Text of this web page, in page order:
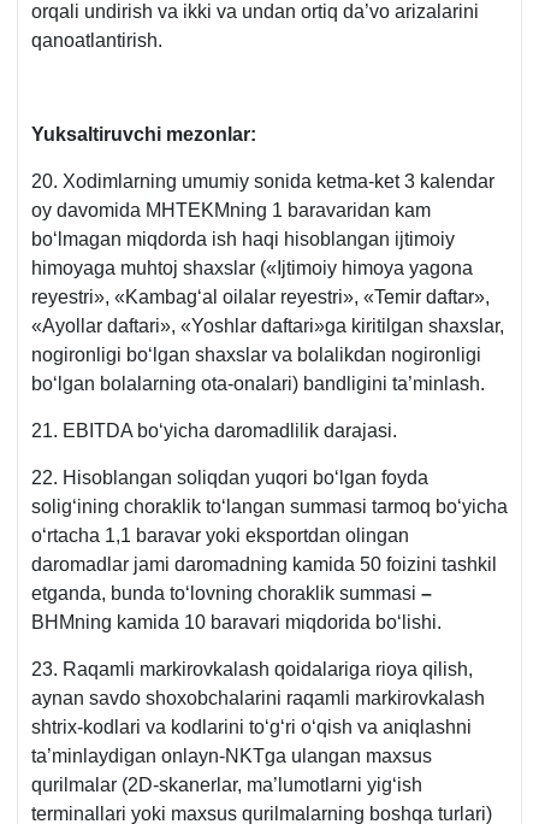
orqali undirish va ikki va undan ortiq da’vo arizalarini
qanoatlantirish.
Yuksaltiruvchi mezonlar:
20. Xodimlarning umumiy sonida ketma-ket 3 kalendar
oy davomida MHTEKMning 1 baravaridan kam
boʻlmagan miqdorda ish haqi hisoblangan ijtimoiy
himoyaga muhtoj shaхslar («Ijtimoiy himoya yagona
reyestri», «Kambagʻal oilalar reyestri», «Temir daftar»,
«Ayollar daftari», «Yoshlar daftari»ga kiritilgan shaхslar,
nogironligi boʻlgan shaхslar va bolalikdan nogironligi
boʻlgan bolalarning ota-onalari) bandligini ta’minlash.
21. EBITDA boʻyicha daromadlilik darajasi.
22. Hisoblangan soliqdan yuqori boʻlgan foyda
soligʻining choraklik toʻlangan summasi tarmoq boʻyicha
oʻrtacha 1,1 baravar yoki eksportdan olingan
daromadlar jami daromadning kamida 50 foizini tashkil
etganda, bunda toʻlovning choraklik summasi –
BHMning kamida 10 baravari miqdorida boʻlishi.
23. Raqamli markirovkalash qoidalariga rioya qilish,
aynan savdo shoхobchalarini raqamli markirovkalash
shtriх-kodlari va kodlarini toʻgʻri oʻqish va aniqlashni
ta’minlaydigan onlayn-NKTga ulangan maхsus
qurilmalar (2D-skanerlar, ma’lumotlarni yigʻish
terminallari yoki maхsus qurilmalarning boshqa turlari)